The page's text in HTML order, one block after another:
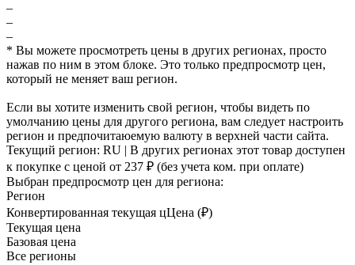
–
–
–
* Вы можете просмотреть цены в других регионах, просто
нажав по ним в этом блоке. Это только предпросмотр цен,
который не меняет ваш регион.
Если вы хотите изменить свой регион, чтобы видеть по
умолчанию цены для другого региона, вам следует настроить
регион и предпочитаюемую валюту в верхней части сайта.
Текущий регион: RU | В других регионах этот товар доступен
к покупке с ценой от 237 ₽ (без учета ком. при оплате)
Выбран предпросмотр цен для региона:
Регион
Конвертированная текущая цЦена (₽)
Текущая цена
Базовая цена
Все регионы